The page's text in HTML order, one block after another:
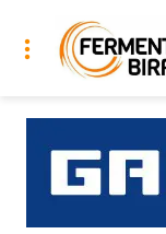
Menu